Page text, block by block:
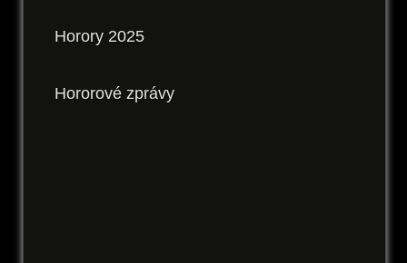
Horory 2025
Hororové zprávy